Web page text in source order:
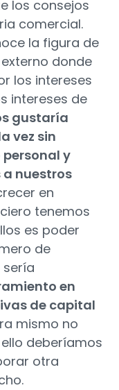
los consejos
comercial.
la figura de
donde
los intereses
intereses de
gustaría
vez sin
y
nuestros
en
tenemos
es poder
de
sería
en
de capital
mismo no
deberíamos
otra